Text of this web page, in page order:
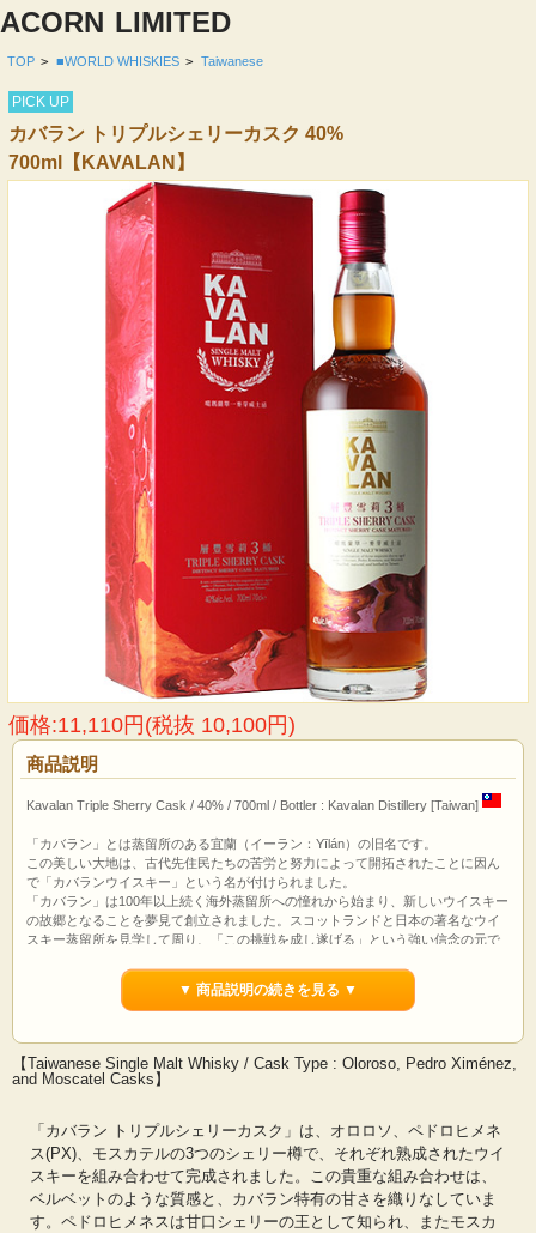
ACORN LIMITED
TOP > ■WORLD WHISKIES > Taiwanese
PICK UP
カバラン トリプルシェリーカスク 40%
700ml【KAVALAN】
価格:11,110円(税抜 10,100円)
商品説明
Kavalan Triple Sherry Cask / 40% / 700ml / Bottler : Kavalan Distillery [Taiwan]
「カバラン」とは蒸留所のある宜蘭（イーラン：Yīlán）の旧名です。
この美しい大地は、古代先住民たちの苦労と努力によって開拓されたことに因ん
で「カバランウイスキー」という名が付けられました。
「カバラン」は100年以上続く海外蒸留所への憧れから始まり、新しいウイスキー
の故郷となることを夢見て創立されました。スコットランドと日本の著名なウイ
スキー蒸留所を見学して周り、「この挑戦を成し遂げる」という強い信念の元で
成・ブレンドを行うウイスキー蒸留所を創設しました。
▼ 商品説明の続きを見る ▼
【Taiwanese Single Malt Whisky / Cask Type : Oloroso, Pedro Ximénez,
and Moscatel Casks】
「カバラン トリプルシェリーカスク」は、オロロソ、ペドロヒメネ
ス(PX)、モスカテルの3つのシェリー樽で、それぞれ熟成されたウイ
スキーを組み合わせて完成されました。この貴重な組み合わせは、
ベルベットのような質感と、カバラン特有の甘さを織りなしていま
す。ペドロヒメネスは甘口シェリーの王として知られ、またモスカ